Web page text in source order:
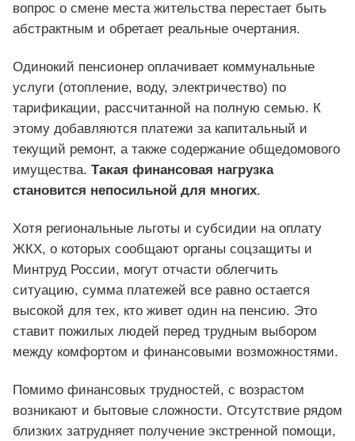
вопрос о смене места жительства перестает быть
абстрактным и обретает реальные очертания.
Одинокий пенсионер оплачивает коммунальные
услуги (отопление, воду, электричество) по
тарификации, рассчитанной на полную семью. К
этому добавляются платежи за капитальный и
текущий ремонт, а также содержание общедомового
имущества. Такая финансовая нагрузка
становится непосильной для многих.
Хотя региональные льготы и субсидии на оплату
ЖКХ, о которых сообщают органы соцзащиты и
Минтруд России, могут отчасти облегчить
ситуацию, сумма платежей все равно остается
высокой для тех, кто живет один на пенсию. Это
ставит пожилых людей перед трудным выбором
между комфортом и финансовыми возможностями.
Помимо финансовых трудностей, с возрастом
возникают и бытовые сложности. Отсутствие рядом
близких затрудняет получение экстренной помощи,